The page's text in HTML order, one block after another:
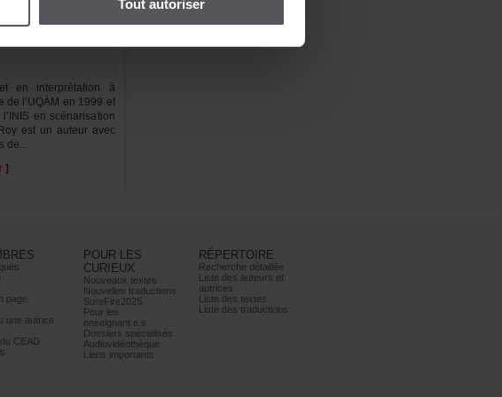
Toutautoriser
POURLES
CURIEUX
Nouveauxtextes
Nouvellestraductions
SureFire2025
Pourles
enseignant.e.s
Dossiersspécialisés
Audiovidéothèque
Liensimportants
RÉPERTOIRE
Recherchedétaillée
Listedesauteurset
autrices
Listedestextes
Listedestraductions